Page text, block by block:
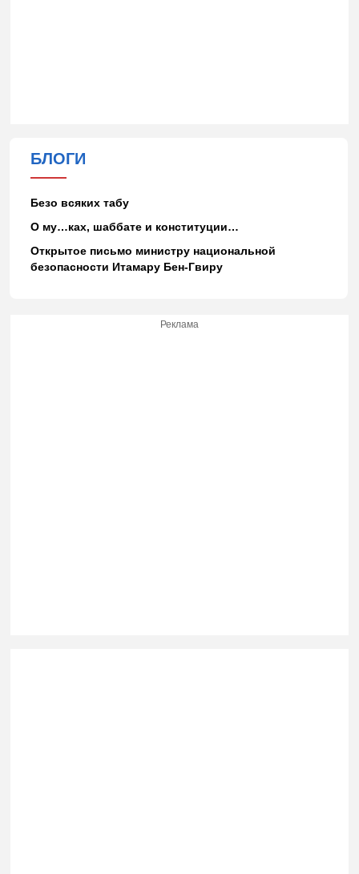
БЛОГИ
Безо всяких табу
О му…ках, шаббате и конституции…
Открытое письмо министру национальной
безопасности Итамару Бен-Гвиру
Реклама